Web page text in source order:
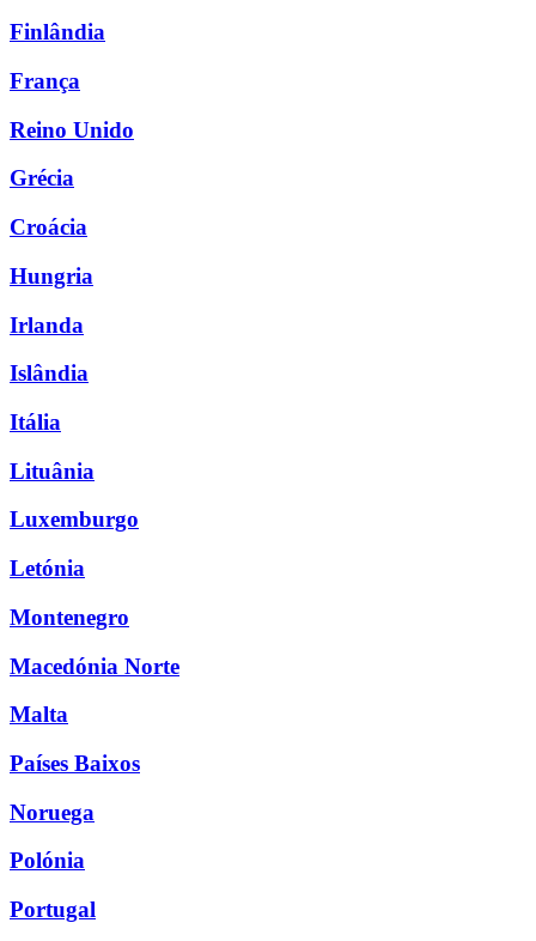
Finlândia
França
Reino Unido
Grécia
Croácia
Hungria
Irlanda
Islândia
Itália
Lituânia
Luxemburgo
Letónia
Montenegro
Macedónia Norte
Malta
Países Baixos
Noruega
Polónia
Portugal